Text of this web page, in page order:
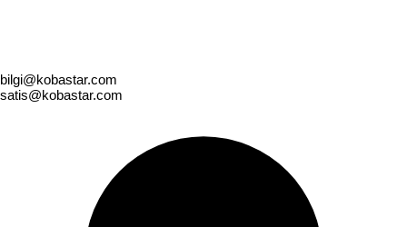
bilgi@kobastar.com
satis@kobastar.com